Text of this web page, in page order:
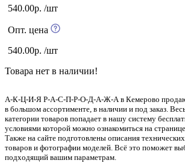
540.00р. /шт
Опт. цена
540.00р. /шт
Товара нет в наличии!
А-К-Ц-И-Я Р-А-С-П-Р-О-Д-А-Ж-А в Кемерово
в большом ассортименте, в наличии и под заказ.
категории товаров попадает в нашу систему
условиями которой можно ознакомиться на
Также на сайте подготовлены описания
товаров и фотографии моделей. Всё это поможет
подходящий вашим параметрам.